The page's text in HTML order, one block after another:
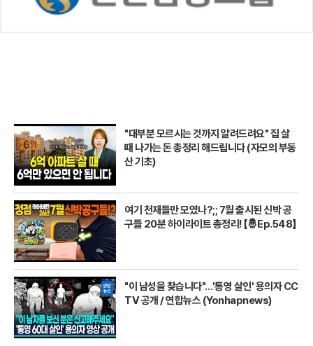
"대부분 모르시는 것까지 알려드려요" 집 살
때 나가는 돈 총정리 해드립니다 (자모의 부동
산 기초)
여기 천재들만 모였나?;; 7월 출시된 신박 공
구들 20분 하이라이트 총정리! 【🤴Ep.548】
"이 남성을 찾습니다"…'통영 살인' 용의자 CC
TV 공개 / 연합뉴스 (Yonhapnews)